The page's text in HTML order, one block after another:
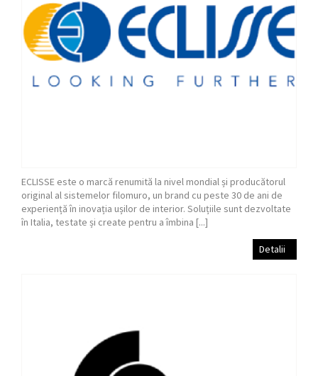
ECLISSE este o marcă renumită la nivel mondial și producătorul
original al sistemelor filomuro, un brand cu peste 30 de ani de
experiență în inovația ușilor de interior. Soluțiile sunt dezvoltate
în Italia, testate și create pentru a îmbina [...]
Detalii